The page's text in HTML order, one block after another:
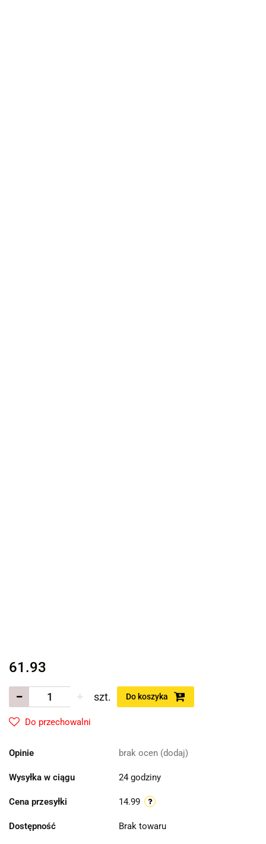
61.93
szt. Do koszyka
Do przechowalni
Opinie brak ocen (dodaj)
Wysyłka w ciągu 24 godziny
Cena przesyłki 14.99
Dostępność Brak towaru